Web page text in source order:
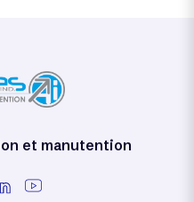
et manutention